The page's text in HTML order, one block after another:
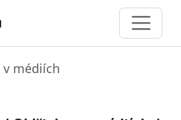
médiích